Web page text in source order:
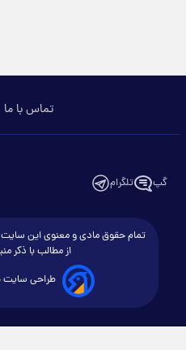
تماس با ما
گپ تلگرام
تمام حقوق مادی و معنوی این سایت
از مطالب با ذکر
طراحی سایت